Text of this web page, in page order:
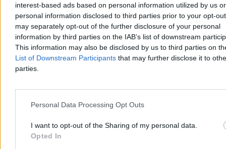
interest-based ads based on personal information utilized by us or
personal information disclosed to third parties prior to your opt-
may separately opt-out of the further disclosure of your personal
information by third parties on the IAB’s list of downstream
This information may also be disclosed by us to third parties on
List of Downstream Participants that may further disclose it to
parties.
Personal Data Processing Opt Outs
I want to opt-out of the Sharing of my personal data.
Opted In
Chwila ochłody, ale potem lato nie odpuści. Mamy
nową wakacyjną prognozę
Po fali upałów, w trakcie których temperatury sięgały 40 st. C,
czeka nas ochłodzenie. Jak podają meteorolodzy, nie potrwa ono
długo. – Lato nie odpuszcza, choć okresy cieplejsze będą
Zero.pl Przemysław Makarewicz z Instytutu Meteorologii i
Paweł Żurek